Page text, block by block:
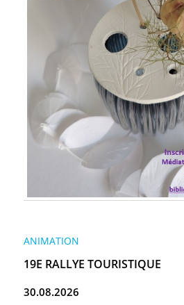
ANIMATION
19E RALLYE TOURISTIQUE
30.08.2026